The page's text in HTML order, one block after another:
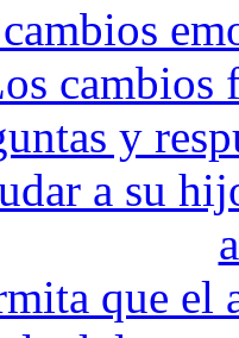
cambios
y
a su
que el